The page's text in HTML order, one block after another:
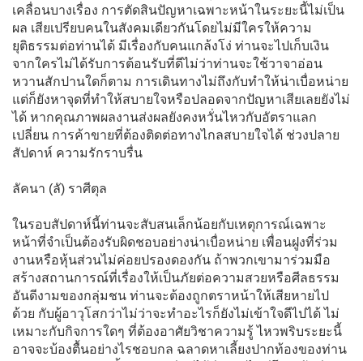
เคลื่อนบางเรื่อง การตัดสินปัญหาเฉพาะหน้าในระยะนี้ไม่เป็น
ผล เสียเปรียบคนในสังคมเดียวกันโดยไม่มีใครให้ความ
ยุติธรรมต่อท่านได้ มีเรื่องกับคนแกล้งโง่ ท่านจะไปเก็บเงิน
จากใครไม่ได้รับการต้อนรับที่ดีไม่ว่าท่านจะใช้วาจาอ่อน
หวานสักปานใดก็ตาม การเดินทางไม่ถึงกับทำให้น่าเบื่อหน่าย
แต่ก็ยังหาจุดที่ทำให้สบายใจหรือปลอดจากปัญหาเสียเลยยังไม่
ได้ หากคุณภาพผลงานส่งผลยังคงหวั่นไหวกับอัตราแลก
เปลี่ยน การค้าขายที่ต้องติดต่อทางไกลสบายใจได้ ช่วงปลาย
สัปดาห์ ความรักราบรื่น
ลัคนา (ลั) ราศีตุล
ในรอบสัปดาห์นี้ท่านจะสับสนเล็กน้อยกับเหตุการณ์เฉพาะ
หน้าที่จำเป็นต้องรับผิดชอบอย่างน่าเบื่อหน่าย เพื่อนฝูงที่ร่วม
งานหรือหุ้นส่วนไม่ค่อยปรองดองกัน ถ้าพวกเขามาร่วมมือ
สร้างสถานการณ์ที่เรื่องให้เป็นภัยต่อความสวยหรือศีลธรรม
อันดีงามของกลุ่มชน ท่านจะต้องถูกตราหน้าให้เสียหายไป
ด้วย กับผู้อาวุโสกว่าไม่ว่าจะทำอะไรก็ยังไม่เข้าใจดีไปได้ ไม่
เหมาะกับกิจการใดๆ ที่ต้องอาศัยวิชาความรู้ ไหวพริบระยะนี้
อาจจะบ้องตื้นอย่างไรชอบกล ฉลาดหาเลี้ยงปากท้องของท่าน